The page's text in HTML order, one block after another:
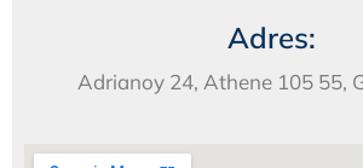
Adres:
Adrianoy 24, Athene 105 55,